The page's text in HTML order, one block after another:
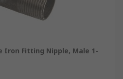
Iron Fitting Nipple, Male 1-